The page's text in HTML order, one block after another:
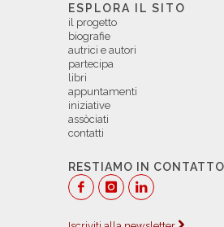
ESPLORA IL SITO
il progetto
biografie
autrici e autori
partecipa
libri
appuntamenti
iniziative
assòciati
contatti
RESTIAMO IN CONTATTO